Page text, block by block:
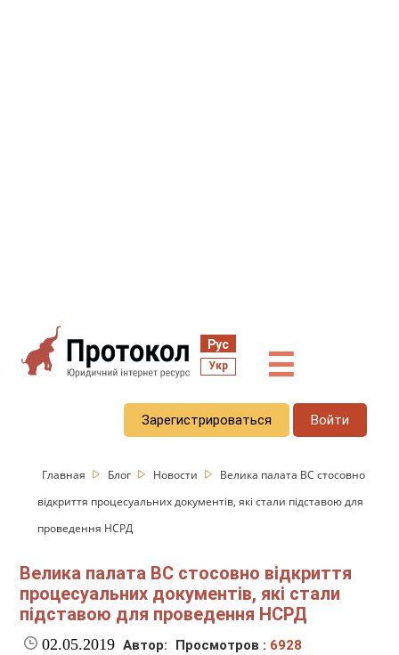
Рус
Укр ☰
Зарегистрироваться Войти
Главная Блог Новости
Велика палата ВС стосовно
відкриття процесуальних документів, які стали підставою для
проведення НСРД
Велика палата ВС стосовно відкриття
процесуальних документів, які стали
підставою для проведення НСРД
02.05.2019 Автор: Просмотров : 6928